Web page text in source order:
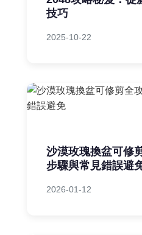
技巧
2025-10-22
沙漠玫瑰換盆可修
步驟與常見錯誤避
2026-01-12